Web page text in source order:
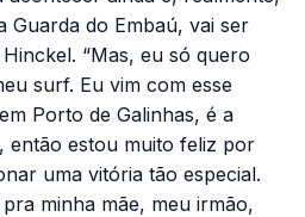
Guarda do Embaú, vai ser
“Mas, eu só quero
surf. Eu vim com esse
Porto de Galinhas, é a
então estou muito feliz por
uma vitória tão especial.
minha mãe, meu irmão,